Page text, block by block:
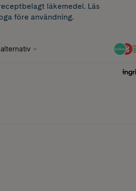
läkemedel. Läs
före användning.